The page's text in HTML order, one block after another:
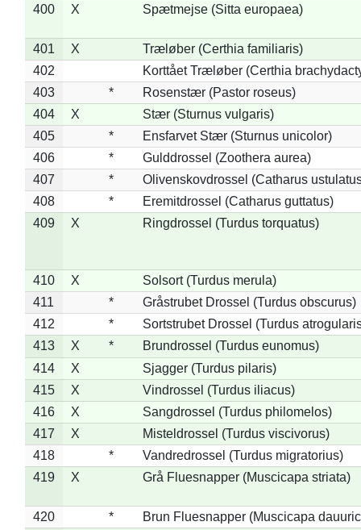
400
X Spætmejse (Sitta europaea)
401 X
Træløber (Certhia familiaris)
402
Korttået Træløber (Certhia
403
*
Rosenstær (Pastor roseus)
404
X
Stær (Sturnus vulgaris)
405
*
Ensfarvet Stær (Sturnus unicolor)
406
*
Gulddrossel (Zoothera aurea)
407
*
Olivenskovdrossel (Catharus
408
*
Eremitdrossel (Catharus guttatus)
409
X Ringdrossel (Turdus torquatus)
410 X
Solsort (Turdus merula)
411
*
Gråstrubet Drossel (Turdus obscurus)
412
*
Sortstrubet Drossel (Turdus
413
X *
Brundrossel (Turdus eunomus)
414
X
Sjagger (Turdus pilaris)
415
X
Vindrossel (Turdus iliacus)
416
X
Sangdrossel (Turdus philomelos)
417
X
Misteldrossel (Turdus viscivorus)
418
*
Vandredrossel (Turdus migratorius)
419
X Grå Fluesnapper (Muscicapa striata)
420 *
Brun Fluesnapper (Muscicapa